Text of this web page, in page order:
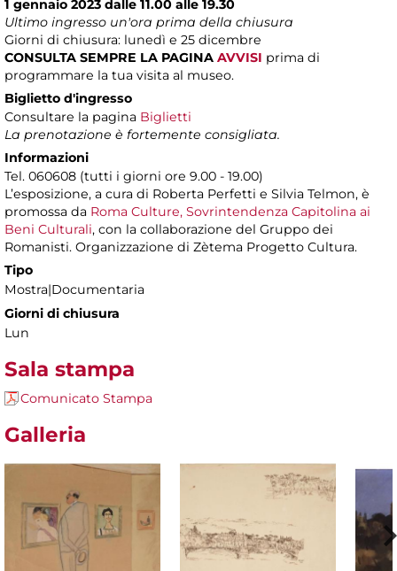
1 gennaio 2023 dalle 11.00 alle 19.30
Ultimo ingresso un'ora prima della chiusura
Giorni di chiusura: lunedì e 25 dicembre
CONSULTA SEMPRE LA PAGINA AVVISI prima di
programmare la tua visita al museo.
Biglietto d'ingresso
Consultare la pagina Biglietti
La prenotazione è fortemente consigliata.
Informazioni
Tel. 060608 (tutti i giorni ore 9.00 - 19.00)
L’esposizione, a cura di Roberta Perfetti e Silvia Telmon, è
promossa da Roma Culture, Sovrintendenza Capitolina ai
Beni Culturali, con la collaborazione del Gruppo dei
Romanisti. Organizzazione di Zètema Progetto Cultura.
Tipo
Mostra|Documentaria
Giorni di chiusura
Lun
Sala stampa
Comunicato Stampa
Galleria